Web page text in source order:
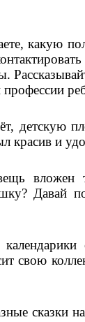
какую
детскую
красив и
вложен
Давай
свою
сказки